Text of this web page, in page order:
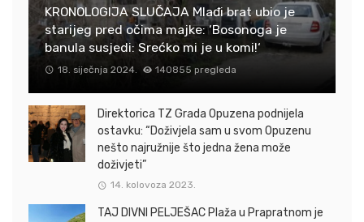
KRONOLOGIJA SLUČAJA Mlađi brat ubio je
starijeg pred očima majke: ‘Bosonoga je
banula susjedi: Srećko mi je u komi!‘
18. siječnja 2024. 140855 pregleda
Direktorica TZ Grada Opuzena podnijela
ostavku: “Doživjela sam u svom Opuzenu
nešto najružnije što jedna žena može
doživjeti”
14. kolovoza 2023.
TAJ DIVNI PELJEŠAC Plaža u Prapratnom je